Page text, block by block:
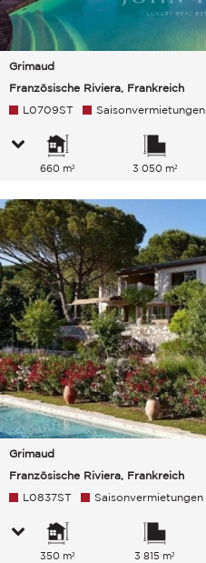
Grimaud
Französische Riviera, Frankreich
L0709ST Saisonvermietungen
660 m² 3 050 m²
Grimaud
Französische Riviera, Frankreich
L0837ST Saisonvermietungen
350 m² 3 815 m²